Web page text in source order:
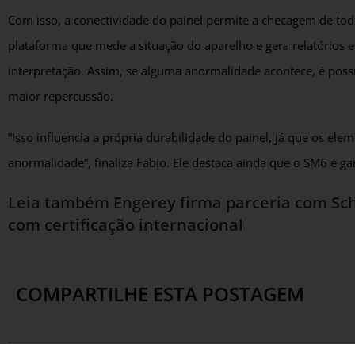
Com isso, a conectividade do painel permite a checagem de
plataforma que mede a situação do aparelho e gera relatórios
interpretação. Assim, se alguma anormalidade acontece, é
maior repercussão.
“Isso influencia a própria durabilidade do painel, já que os
anormalidade”, finaliza Fábio. Ele destaca ainda que o SM6 é
Leia também Engerey firma parceria com
com certificação internacional
COMPARTILHE ESTA POSTAGEM